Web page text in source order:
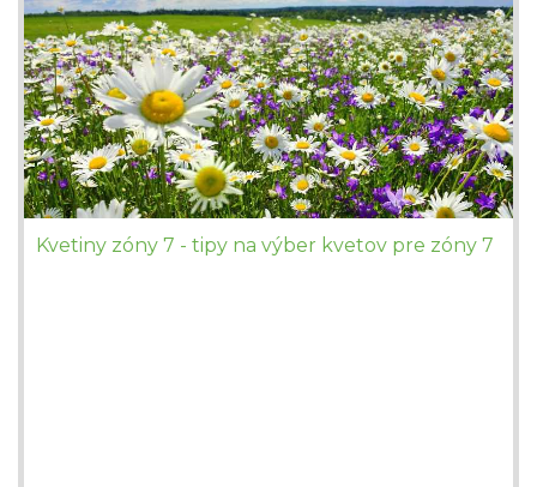
Kvetiny zóny 7 - tipy na výber kvetov pre zóny 7